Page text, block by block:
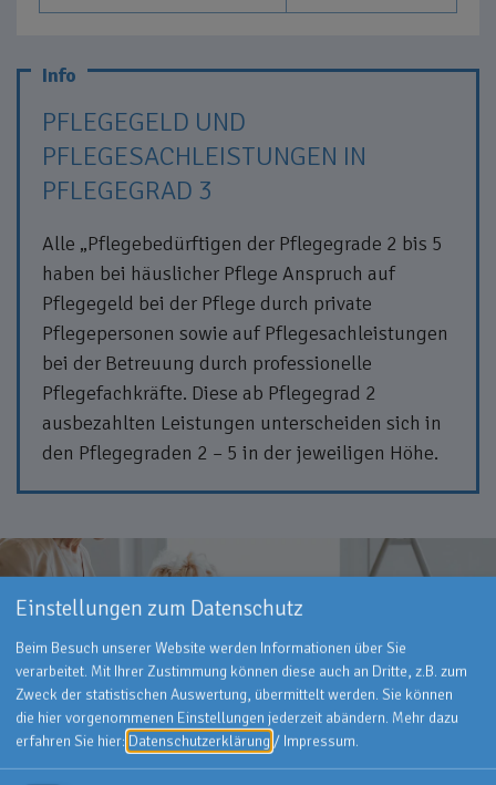
PFLEGEGELD UND
PFLEGESACHLEISTUNGEN IN
PFLEGEGRAD 3
Alle „Pflegebedürftigen der Pflegegrade 2 bis 5
haben bei häuslicher Pflege Anspruch auf
Pflegegeld bei der Pflege durch private
Pflegepersonen sowie auf Pflegesachleistungen
bei der Betreuung durch professionelle
Pflegefachkräfte. Diese ab Pflegegrad 2
ausbezahlten Leistungen unterscheiden sich in
den Pflegegraden 2 – 5 in der jeweiligen Höhe.
Einstellungen zum Datenschutz
Beim Besuch unserer Website werden Informationen über Sie
verarbeitet. Mit Ihrer Zustimmung können diese auch an Dritte, z.B. zum
Zweck der statistischen Auswertung, übermittelt werden. Sie können
die hier vorgenommenen Einstellungen jederzeit abändern. Mehr dazu
erfahren Sie hier: Datenschutzerklärung / Impressum.